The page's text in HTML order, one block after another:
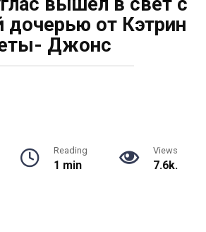
дочерью от Кэтрин
Джонс
Reading
1 min
Views
7.6k.